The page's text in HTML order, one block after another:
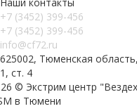
+7 (3452) 399-456
+7 (3452) 399-456
info@cf72.ru
625002, Тюменская
1, ст. 4
© Экстрим центр
в Тюмени